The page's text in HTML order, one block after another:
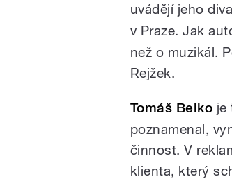
uvádějí jeho
v Praze. Jak
než o muzikál.
Rejžek.
Tomáš Belko je
poznamenal,
činnost. V
klienta, který